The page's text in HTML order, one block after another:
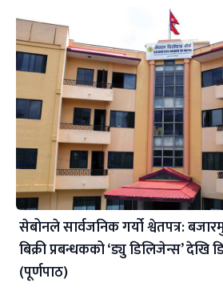
सेबोनले सार्वजनिक गर्यो श्वेतपत्र:
बिक्री प्रबन्धकको ‘ड्यु डिलिजेन्स’
(पूर्णपाठ)